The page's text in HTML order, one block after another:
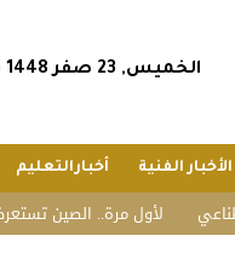
الخميس, 23 صفر 1448 هجريا, 6 أغسطس 2026 ميلاديا.
الأخبار الفنية أخبارالتعليم
لأول مرة.. الصين تستعرض